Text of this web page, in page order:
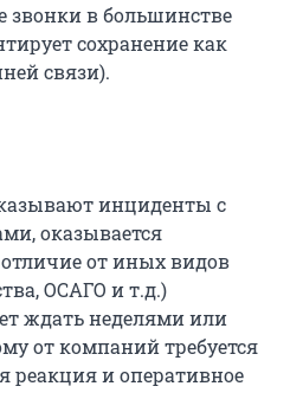
звонки в большинстве
сохранение как
связи).
инциденты с
оказывается
от иных видов
ОСАГО и т.д.)
ждать неделями или
от компаний требуется
реакция и оперативное